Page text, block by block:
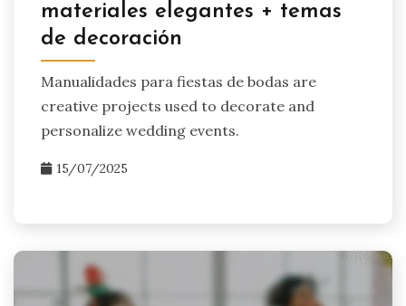
materiales elegantes + temas
de decoración
Manualidades para fiestas de bodas are
creative projects used to decorate and
personalize wedding events.
15/07/2025